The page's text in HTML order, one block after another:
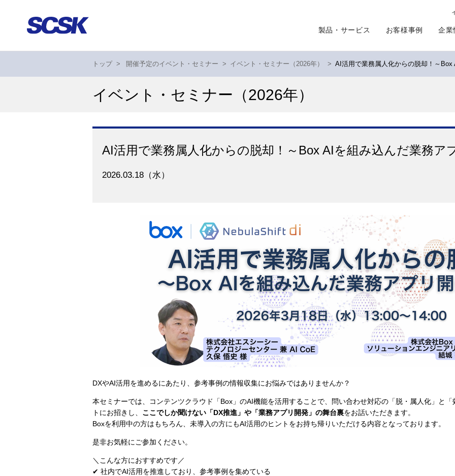
製品・サービス お客様事例 企業
トップ > 開催予定のイベント・セミナー > イベント・セミナー（2026年） > AI活用で業務属人化からの脱却！～
イベント・セミナー （2026年）
AI活用で業務属人化からの脱却！～Box AIを組み込んだ業務ア
2026.03.18（水）
DXやAI活用を進めるにあたり、参考事例の情報収集にお悩みではありませんか？
本セミナーでは、コンテンツクラウド「Box」のAI機能を活用することで、問い合わせ対応の「脱・属人化」と
トにお招きし、 ここでしか聞けない「DX推進」や「業務アプリ開発」の舞台裏をお話いただきます。
Boxを利用中の方はもちろん、未導入の方にもAI活用のヒントをお持ち帰りいただける内容となっております。
是非お気軽にご参加ください。
＼こんな方におすすめです／
✔ 社内でAI活用を推進しており、参考事例を集めている